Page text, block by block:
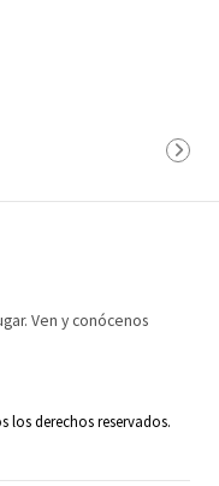
Ven y conócenos
los derechos reservados.